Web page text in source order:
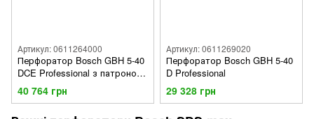
Артикул: 0611264000
Перфоратор Bosch GBH 5-40
DCE Professional з патроном
SDS max
40 764 грн
Артикул: 0611269020
Перфоратор Bosch GBH 5-40
D Professional
29 328 грн